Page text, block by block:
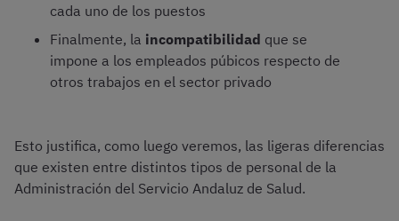
cada uno de los puestos
Finalmente, la incompatibilidad que se
impone a los empleados púbicos respecto de
otros trabajos en el sector privado
Esto justifica, como luego veremos, las ligeras diferencias
que existen entre distintos tipos de personal de la
Administración del Servicio Andaluz de Salud.